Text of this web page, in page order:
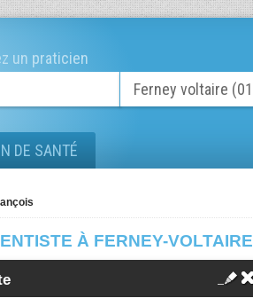
un praticien
DE SANTÉ
À FERNEY-VOLTAIRE